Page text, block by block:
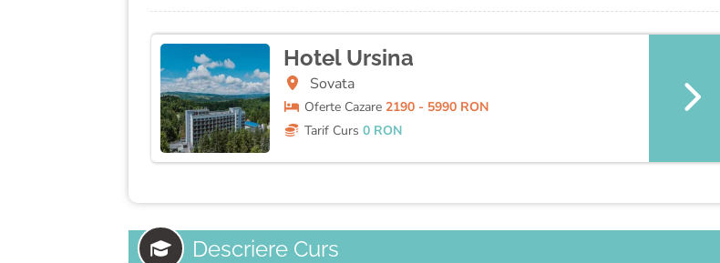
Hotel Ursina
Sovata
OferteCazare 2190 - 5990 RON
Tarif Curs 0 RON
Descriere Curs